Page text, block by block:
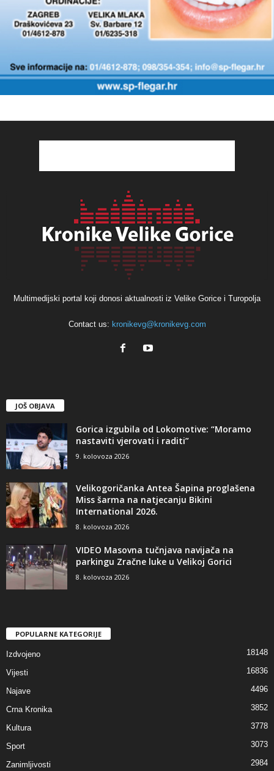
Multimedijski portal koji donosi aktualnosti iz Velike Gorice i Turopolja
Contact us: kronikevg@kronikevg.com
JOŠ OBJAVA
Gorica izgubila od Lokomotive: “Moramo
nastaviti vjerovati i raditi”
9. kolovoza 2026
Velikogoričanka Antea Šapina proglašena
Miss šarma na natjecanju Bikini
International 2026.
8. kolovoza 2026
VIDEO Masovna tučnjava navijača na
parkingu Zračne luke u Velikoj Gorici
8. kolovoza 2026
POPULARNE KATEGORIJE
Izdvojeno 18148
Vijesti 16836
Najave 4496
Crna Kronika 3852
Kultura 3778
Sport 3073
Zanimljivosti 2984